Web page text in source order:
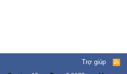
Trợ giúp
R